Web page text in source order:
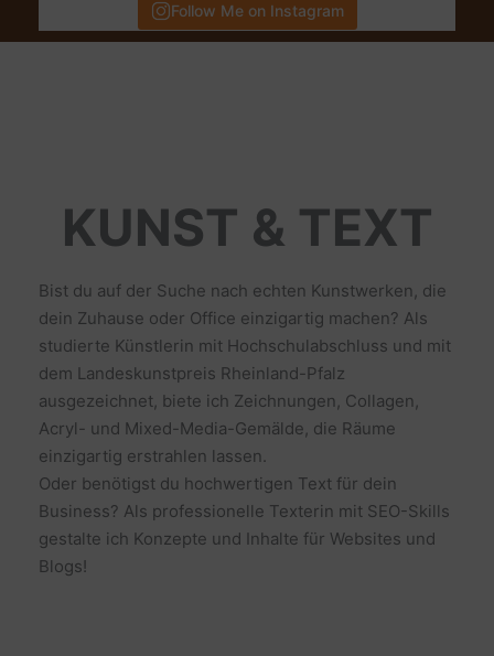
Follow Me on Instagram
KUNST & TEXT
Bist du auf der Suche nach echten Kunstwerken, die
dein Zuhause oder Office einzigartig machen? Als
studierte Künstlerin mit Hochschulabschluss und mit
dem Landeskunstpreis Rheinland-Pfalz
ausgezeichnet, biete ich Zeichnungen, Collagen,
Acryl- und Mixed-Media-Gemälde, die Räume
einzigartig erstrahlen lassen.
Oder benötigst du hochwertigen Text für dein
Business? Als professionelle Texterin mit SEO-Skills
gestalte ich Konzepte und Inhalte für Websites und
Blogs!